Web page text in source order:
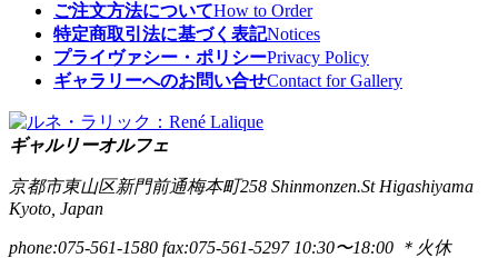
ご注文方法についてHow to Order
特定商取引法に基づく表記Notices
プライヴァシー・ポリシーPrivacy Policy
ギャラリーへのお問い合せContact for Gallery
ギャルリーオルフェ
京都市東山区新門前通梅本町258 Shinmonzen.St Higashiyama
Kyoto, Japan
phone:075-561-1580 fax:075-561-5297 10:30〜18:00 ＊火休